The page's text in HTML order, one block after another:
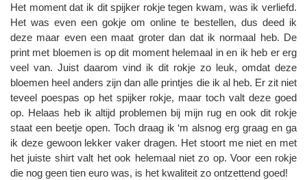
Het moment dat ik dit spijker rokje tegen kwam, was ik verliefd.
Het was even een gokje om online te bestellen, dus deed ik
deze maar even een maat groter dan dat ik normaal heb. De
print met bloemen is op dit moment helemaal in en ik heb er erg
veel van. Juist daarom vind ik dit rokje zo leuk, omdat deze
bloemen heel anders zijn dan alle printjes die ik al heb. Er zit niet
teveel poespas op het spijker rokje, maar toch valt deze goed
op. Helaas heb ik altijd problemen bij mijn rug en ook dit rokje
staat een beetje open. Toch draag ik ‘m alsnog erg graag en ga
ik deze gewoon lekker vaker dragen. Het stoort me niet en met
het juiste shirt valt het ook helemaal niet zo op. Voor een rokje
die nog geen tien euro was, is het kwaliteit zo ontzettend goed!